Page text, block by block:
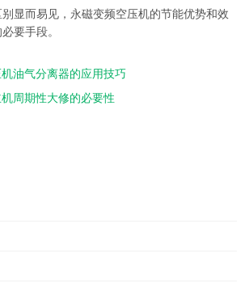
而易见，永磁变频空压机的节能优势和效
要手段。
油气分离器的应用技巧
周期性大修的必要性